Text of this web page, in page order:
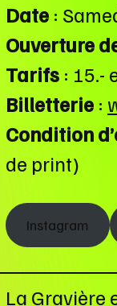
Date:
Ouverture
Tarifs: 15.-
Billetterie:
Condition
de print)
Instagram
La Gravière